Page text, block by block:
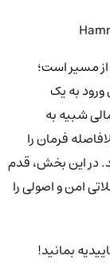
مسیر است؛
به یک
شبیه به
فرمان را
در این بخش، قدم
امن و اصولی را
بمانید!